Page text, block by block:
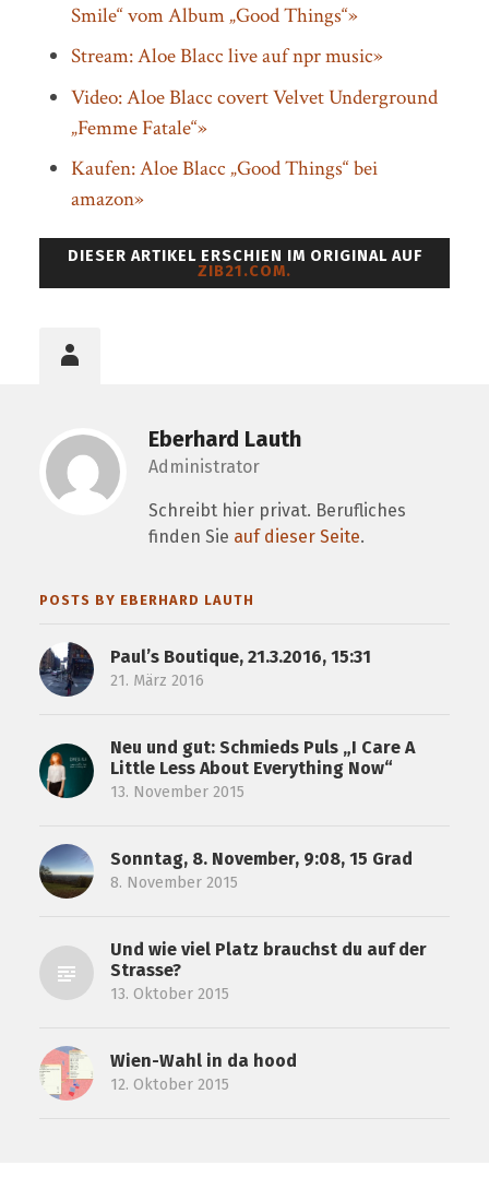
Smile“ vom Album „Good Things“»
Stream: Aloe Blacc live auf npr music»
Video: Aloe Blacc covert Velvet Underground
„Femme Fatale“»
Kaufen: Aloe Blacc „Good Things“ bei
amazon»
DIESER ARTIKEL ERSCHIEN IM ORIGINAL AUF
ZIB21.COM.
Eberhard Lauth
Administrator
Schreibt hier privat. Berufliches
finden Sie auf dieser Seite.
POSTS BY EBERHARD LAUTH
Paul’s Boutique, 21.3.2016, 15:31
21. März 2016
Neu und gut: Schmieds Puls „I Care A
Little Less About Everything Now“
13. November 2015
Sonntag, 8. November, 9:08, 15 Grad
8. November 2015
Und wie viel Platz brauchst du auf der
Strasse?
13. Oktober 2015
Wien-Wahl in da hood
12. Oktober 2015